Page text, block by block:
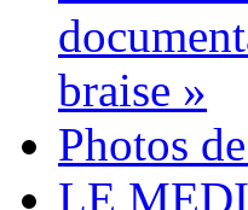
braise »
Photos
LE